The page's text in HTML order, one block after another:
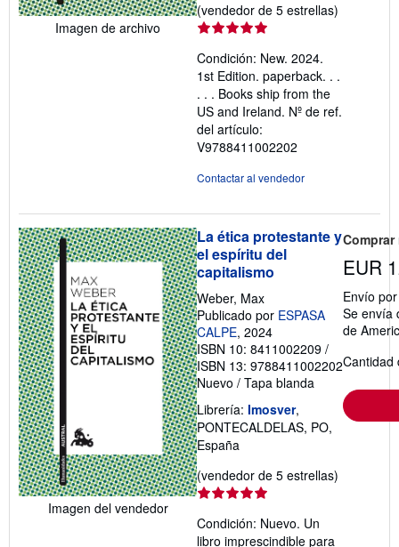
Imagen de archivo
(vendedor de 5 estrellas)
de
estrellas
Condición: New. 2024.
1st Edition. paperback. . .
. . . Books ship from the
US and Ireland. Nº de ref.
del artículo:
V9788411002202
Contactar al vendedor
Imagen del vendedor
La ética protestante y
el espíritu del
capitalismo
Weber, Max
Publicado por ESPASA
CALPE, 2024
ISBN 10: 8411002209 /
ISBN 13: 9788411002202
Nuevo / Tapa blanda
Librería: Imosver,
PONTECALDELAS, PO,
España
(vendedor de 5 estrellas)
Condición: Nuevo. Un
libro imprescindible para
EUR
Envío
Se envía
de
Cantidad